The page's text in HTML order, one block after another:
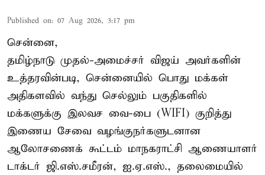
Published on: 07 Aug 2026, 3:17 pm
சென்னை,
தமிழ்நாடு முதல்-அமைச்சர் விஜய் அவர்களின்
உத்தரவின்படி, சென்னையில் பொது மக்கள்
அதிகளவில் வந்து செல்லும் பகுதிகளில்
மக்களுக்கு இலவச வை-பை (WIFI) குறித்து
இணைய சேவை வழங்குநர்களுடனான
ஆலோசணைக் கூட்டம் மாநகராட்சி ஆணையாளர்
டாக்டர் ஜி.எஸ்.சமீரன், ஐ.ஏ.எஸ்., தலைமையில்